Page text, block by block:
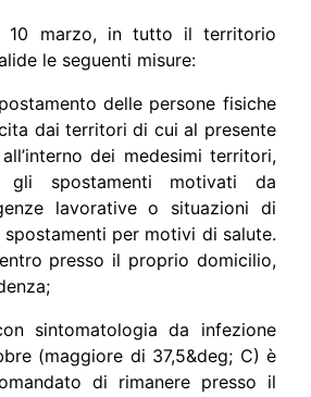
10 marzo, in tutto il territorio
le seguenti misure:
delle persone fisiche
dai territori di cui al presente
dei medesimi territori,
spostamenti motivati da
lavorative o situazioni di
per motivi di salute.
presso il proprio domicilio,
sintomatologia da infezione
(maggiore di 37,5&deg; C) è
di rimanere presso il